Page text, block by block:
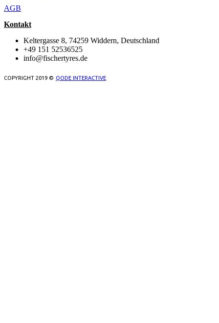
AGB
Kontakt
Keltergasse 8, 74259 Widdern, Deutschland
+49 151 52536525
info@fischertyres.de
COPYRIGHT 2019 © QODE INTERACTIVE